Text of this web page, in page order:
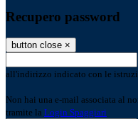
Recupero password
button close ×
all'indirizzo indicato con le
Non hai una e-mail associata al
tramite la Login Spaggiari